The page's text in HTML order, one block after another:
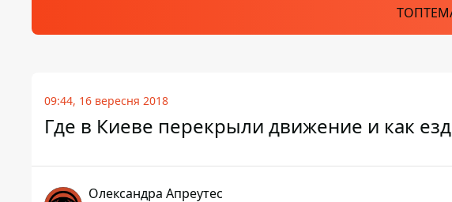
09:44, 16 вересня 2018
Где в Киеве перекрыли движение и как
Олександра Апреутес